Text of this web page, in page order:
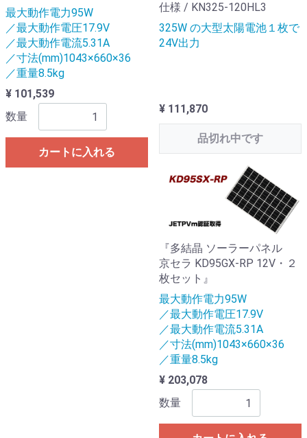
最大動作電力95W
／最大動作電圧17.9V
／最大動作電流5.31A
／寸法(mm)1043×660×36
／重量8.5kg
¥ 101,539
数量
カートに入れる
仕様 / KN325-120HL3
325W の大型太陽電池１枚で
24V出力
¥ 111,870
品切れ中です
『多結晶 ソーラーパネル
京セラ KD95GX-RP 12V・２
枚セット』
最大動作電力95W
／最大動作電圧17.9V
／最大動作電流5.31A
／寸法(mm)1043×660×36
／重量8.5kg
¥ 203,078
数量